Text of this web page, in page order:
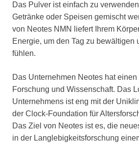
Das Pulver ist einfach zu
Getränke oder Speisen gemischt
von Neotes NMN liefert Ihrem
Energie, um den Tag zu bewältigen
fühlen.
Das Unternehmen Neotes hat
Forschung und Wissenschaft. Das
Unternehmens ist eng mit der
der Clock-Foundation für
Das Ziel von Neotes ist es, die
in der Langlebigkeitsforschung